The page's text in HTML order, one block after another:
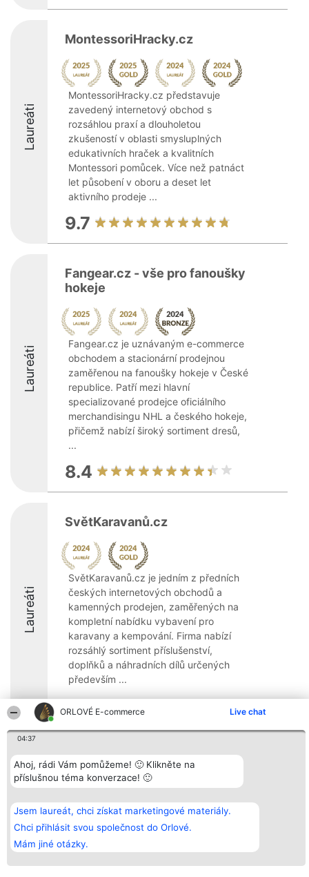
ORLOVÉ E-commerce Live chat
04:37
Ahoj, rádi Vám pomůžeme! 🙂 Klikněte na
příslušnou téma konverzace! 🙂
Jsem laureát, chci získat marketingové materiály.
Chci přihlásit svou společnost do Orlové.
Mám jiné otázky.
Laureáti
MontessoriHracky.cz
MontessoriHracky.cz představuje
zavedený internetový obchod s
rozsáhlou praxí a dlouholetou
zkušeností v oblasti smysluplných
edukativních hraček a kvalitních
Montessori pomůcek. Více než patnáct
let působení v oboru a deset let
aktivního prodeje ...
9.7
Laureáti
Fangear.cz - vše pro fanoušky
hokeje
Fangear.cz je uznávaným e-commerce
obchodem a stacionární prodejnou
zaměřenou na fanoušky hokeje v České
republice. Patří mezi hlavní
specializované prodejce oficiálního
merchandisingu NHL a českého hokeje,
přičemž nabízí široký sortiment dresů,
...
8.4
Laureáti
SvětKaravanů.cz
SvětKaravanů.cz je jedním z předních
českých internetových obchodů a
kamenných prodejen, zaměřených na
kompletní nabídku vybavení pro
karavany a kempování. Firma nabízí
rozsáhlý sortiment příslušenství,
doplňků a náhradních dílů určených
především ...
Organizátor hlasování
Bright Side Solutions sp. z o.
o. sp. k.
ul. Ruska 22
KRS 0000749100 | Regon
381313360 | NIP 8943132676
Plebiscyt
Vítězové
Seznam všech
laureátů
Pravidla
Zásady
ochrany
Kontakt